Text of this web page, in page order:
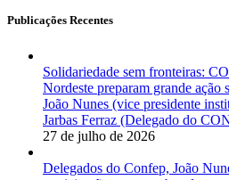
Publicações Recentes
Solidariedade sem fronteiras:
Nordeste preparam grande ação
João Nunes (vice presidente
Jarbas Ferraz (Delegado do
27 de julho de 2026
Delegados do Confep, João